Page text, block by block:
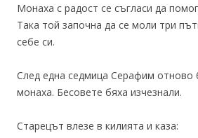
Монаха с радост се съгласи да
Така той започна да се моли три
себе си.
След една седмица Серафим отново
монаха. Бесовете бяха изчезнали.
Старецът влезе в килията и каза: